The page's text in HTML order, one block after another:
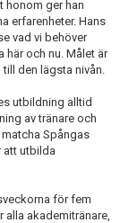
honom ger han
erfarenheter. Hans
vad vi behöver
här och nu. Målet är
den lägsta nivån.
utbildning alltid
av tränare och
Spångas
utbilda
för fem
akademitränare,